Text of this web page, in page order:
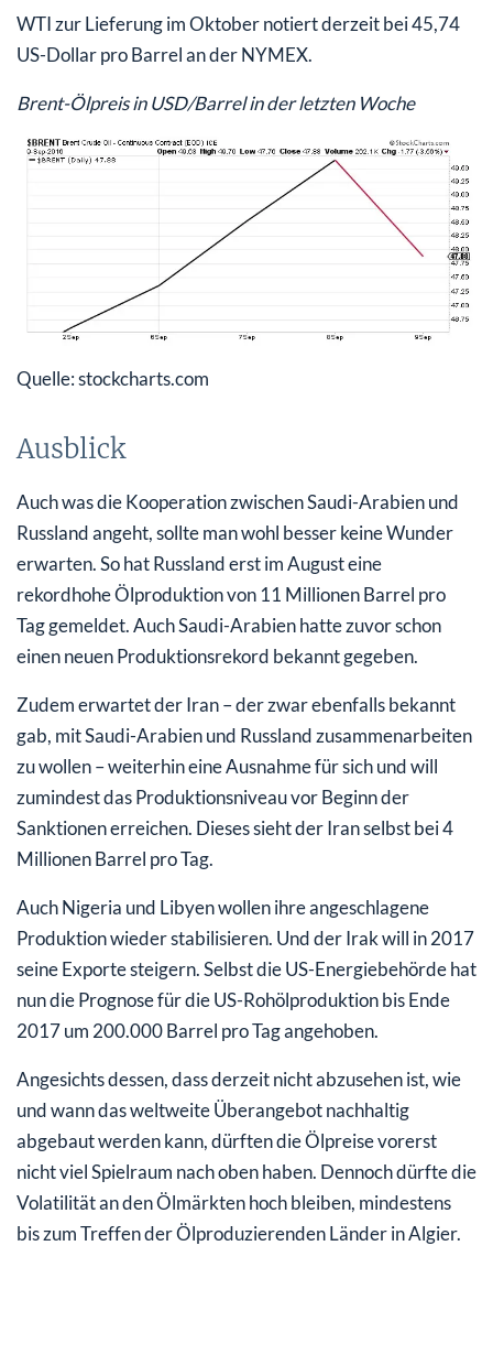
WTI zur Lieferung im Oktober notiert derzeit bei 45,74
US-Dollar pro Barrel an der NYMEX.
Brent-Ölpreis in USD/Barrel in der letzten Woche
Quelle: stockcharts.com
Ausblick
Auch was die Kooperation zwischen Saudi-Arabien und
Russland angeht, sollte man wohl besser keine Wunder
erwarten. So hat Russland erst im August eine
rekordhohe Ölproduktion von 11 Millionen Barrel pro
Tag gemeldet. Auch Saudi-Arabien hatte zuvor schon
einen neuen Produktionsrekord bekannt gegeben.
Zudem erwartet der Iran – der zwar ebenfalls bekannt
gab, mit Saudi-Arabien und Russland zusammenarbeiten
zu wollen – weiterhin eine Ausnahme für sich und will
zumindest das Produktionsniveau vor Beginn der
Sanktionen erreichen. Dieses sieht der Iran selbst bei 4
Millionen Barrel pro Tag.
Auch Nigeria und Libyen wollen ihre angeschlagene
Produktion wieder stabilisieren. Und der Irak will in 2017
seine Exporte steigern. Selbst die US-Energiebehörde hat
nun die Prognose für die US-Rohölproduktion bis Ende
2017 um 200.000 Barrel pro Tag angehoben.
Angesichts dessen, dass derzeit nicht abzusehen ist, wie
und wann das weltweite Überangebot nachhaltig
abgebaut werden kann, dürften die Ölpreise vorerst
nicht viel Spielraum nach oben haben. Dennoch dürfte die
Volatilität an den Ölmärkten hoch bleiben, mindestens
bis zum Treffen der Ölproduzierenden Länder in Algier.